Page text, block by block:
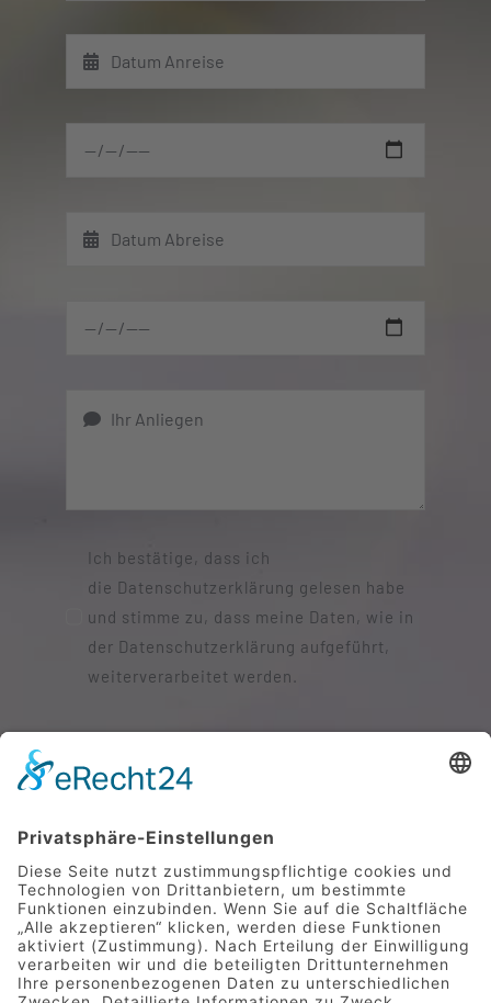
Ich bestätige, dass ich
die Datenschutzerklärung gelesen habe
und stimme zu, dass meine Daten, wie in
der Datenschutzerklärung aufgeführt,
weiterverarbeitet werden.